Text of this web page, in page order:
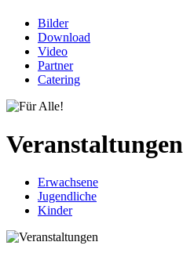
Bilder
Download
Video
Partner
Catering
Veranstaltungen
Erwachsene
Jugendliche
Kinder